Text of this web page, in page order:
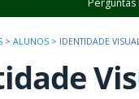
> ALUNOS > IDENTIDADE